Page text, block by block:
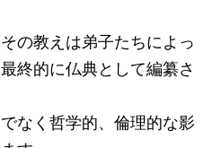
の教えは弟子たちによっ
終的に仏典として編纂さ
なく哲学的、倫理的な影